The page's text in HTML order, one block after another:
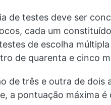
de testes deve ser
cada um
de escolha
de quarenta e cinco
de três e outra de
a pontuação máxima é